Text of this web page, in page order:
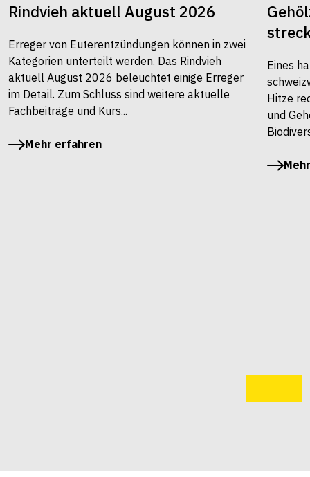
Rindvieh aktuell August 2026
Erreger von Euterentzündungen können in zwei
Kategorien unterteilt werden. Das Rindvieh
aktuell August 2026 beleuchtet einige Erreger
im Detail. Zum Schluss sind weitere aktuelle
Fachbeiträge und Kurs...
Mehr erfahren
Eines
Hitze
und